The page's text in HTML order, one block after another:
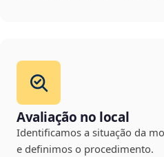
Avaliação no local
Identificamos a situação da
e definimos o procedimento.